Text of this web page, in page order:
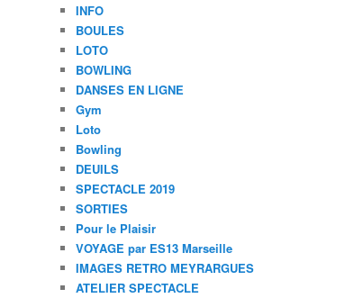
INFO
BOULES
LOTO
BOWLING
DANSES EN LIGNE
Gym
Loto
Bowling
DEUILS
SPECTACLE 2019
SORTIES
Pour le Plaisir
VOYAGE par ES13 Marseille
IMAGES RETRO MEYRARGUES
ATELIER SPECTACLE